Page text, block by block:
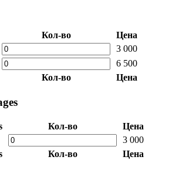
Кол-во
Цена
3 000
6 500
Кол-во Цена
Кол-во
Цена
3 000
Кол-во
Цена